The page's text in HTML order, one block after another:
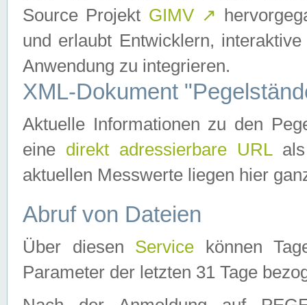
Source Projekt GIMV ↗
und erlaubt Entwicklern,
Anwendung zu integrieren.
XML-Dokument
Aktuelle Informationen zu den
eine direkt adressierbare URLals
aktuellen Messwerte liegen hier
Abruf von Dateien
Über diesen Service können
Parameter der letzten 31 Tage